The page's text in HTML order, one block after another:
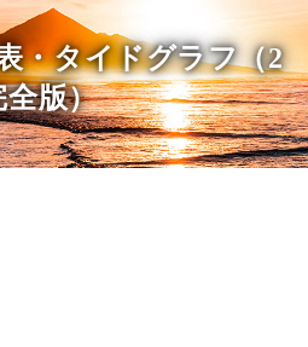
・タイドグラフ（2
全版）